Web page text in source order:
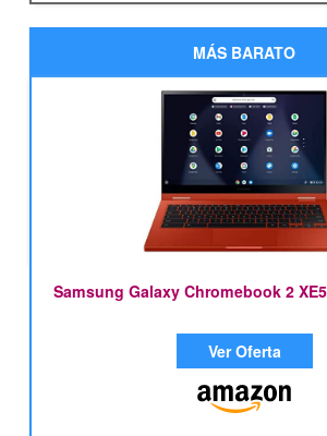
MÁS BARATO
Samsung Galaxy Chromebook 2
Ver Oferta